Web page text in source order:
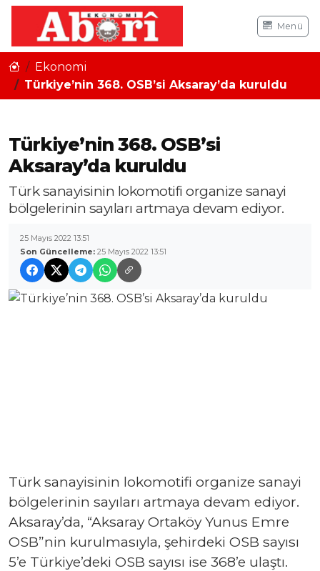
Menü
Ekonomi
Türkiye’nin 368. OSB’si Aksaray’da kuruldu
Türkiye’nin 368. OSB’si
Aksaray’da kuruldu
Türk sanayisinin lokomotifi organize sanayi
bölgelerinin sayıları artmaya devam ediyor.
25 Mayıs 2022 13:51
Son Güncelleme: 25 Mayıs 2022 13:51
Türk sanayisinin lokomotifi organize sanayi
bölgelerinin sayıları artmaya devam ediyor.
Aksaray’da, “Aksaray Ortaköy Yunus Emre
OSB”nin kurulmasıyla, şehirdeki OSB sayısı
5’e Türkiye’deki OSB sayısı ise 368’e ulaştı.